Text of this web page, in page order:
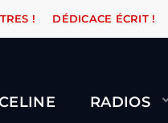
ORANGE ROAD QUI
! DÉDICACE ÉCRIT !
RADIOS